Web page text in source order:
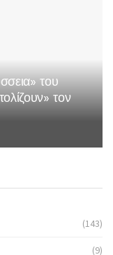
του
τον
(143)
(9)